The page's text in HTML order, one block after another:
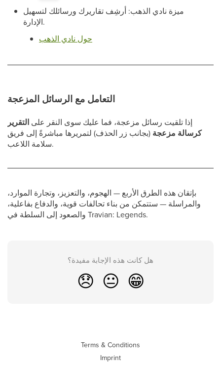
ميزة نادي الذهب: أرشِف تقاريرك ورسائلك لتسهيل
الإدارة.
حول نادي الذهب
التعامل مع الرسائل المزعجة
إذا تلقيت رسائل مزعجة، فما عليك سوى النقر على التقرير
كرسالة مزعجة (بجانب زر الحذف) لتمريرها مباشرةً إلى فريق
سلامة اللاعب.
بإتقان هذه الطرق الأربع — الهجوم، والتعزيز، وتجارة الموارد،
والمراسلة — ستتمكن من بناء تحالفات قوية، والدفاع بفاعلية،
والصعود إلى السلطة في Travian: Legends.
هل كانت هذه الإجابة مفيدة؟
😞 😐 😁
Terms & Conditions
Imprint